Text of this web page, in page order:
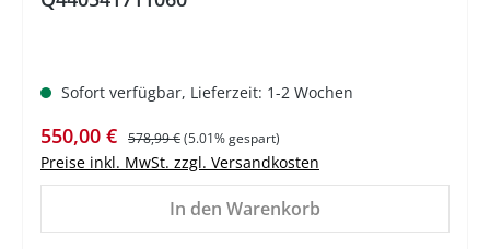
Sofort verfügbar, Lieferzeit: 1-2 Wochen
Verkaufspreis:
550,00 € Regulärer Preis:
578,99 €(5.01% gespart)
Preise inkl. MwSt. zzgl. Versandkosten
In den Warenkorb